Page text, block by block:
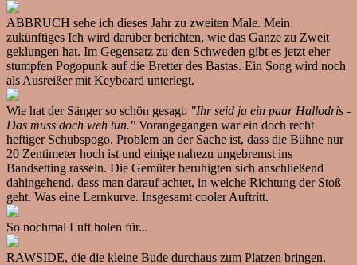
ABBRUCH sehe ich dieses Jahr zu zweiten Male. Mein
zukünftiges Ich wird darüber berichten, wie das Ganze zu Zweit
geklungen hat. Im Gegensatz zu den Schweden gibt es jetzt eher
stumpfen Pogopunk auf die Bretter des Bastas. Ein Song wird noch
als Ausreißer mit Keyboard unterlegt.
Wie hat der Sänger so schön gesagt: "Ihr seid ja ein paar Hallodris -
Das muss doch weh tun." Vorangegangen war ein doch recht
heftiger Schubspogo. Problem an der Sache ist, dass die Bühne nur
20 Zentimeter hoch ist und einige nahezu ungebremst ins
Bandsetting rasseln. Die Gemüter beruhigten sich anschließend
dahingehend, dass man darauf achtet, in welche Richtung der Stoß
geht. Was eine Lernkurve. Insgesamt cooler Auftritt.
So nochmal Luft holen für...
RAWSIDE, die die kleine Bude durchaus zum Platzen bringen.